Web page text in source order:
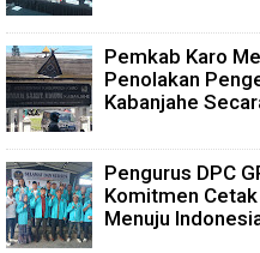
Pemkab Karo
Penolakan
Kabanjahe
Pengurus DPC
Komitmen
Menuju